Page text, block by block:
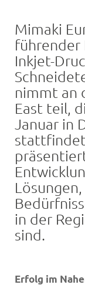
Mimaki
führender
Inkjet-
nimmt an
East teil,
Januar in
in der
sind.
Erfolg im